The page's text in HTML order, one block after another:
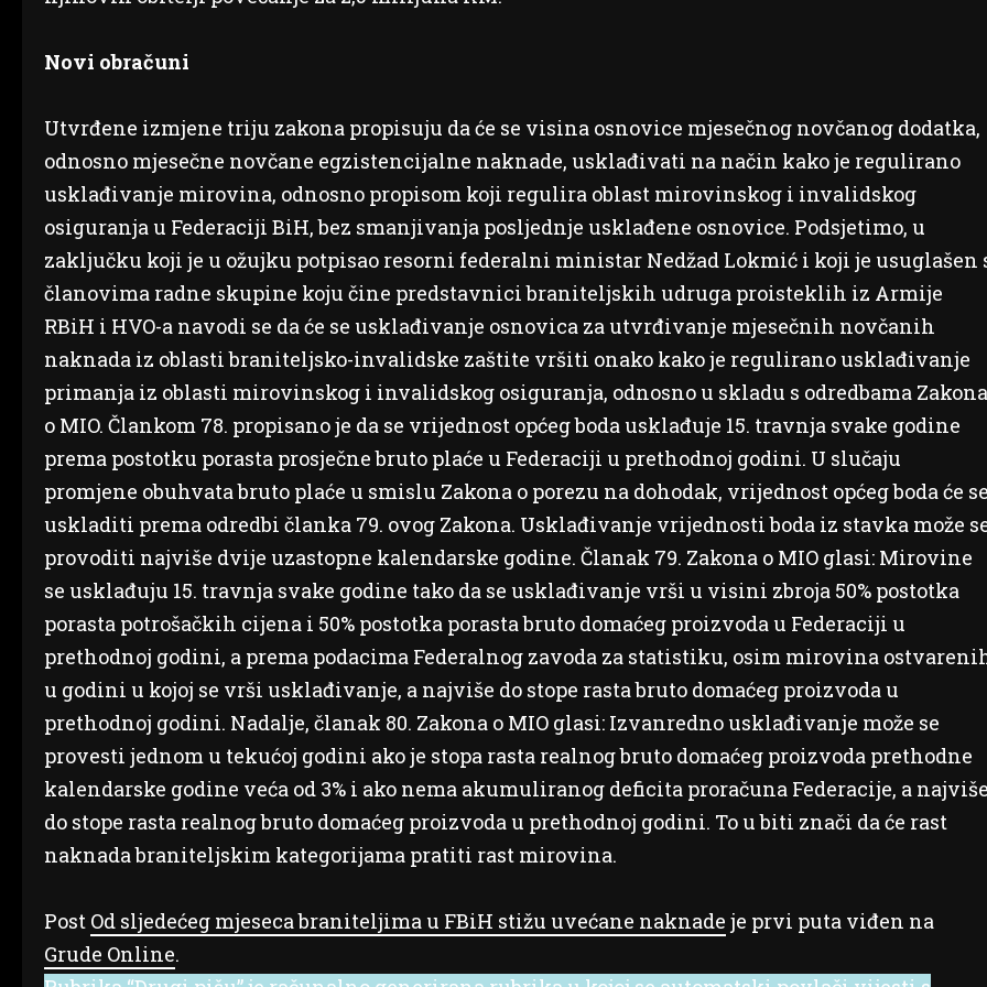
Novi obračuni
Utvrđene izmjene triju zakona propisuju da će se visina osnovice mjesečnog novčanog dodatka,
odnosno mjesečne novčane egzistencijalne naknade, usklađivati na način kako je regulirano
usklađivanje mirovina, odnosno propisom koji regulira oblast mirovinskog i invalidskog
osiguranja u Federaciji BiH, bez smanjivanja posljednje usklađene osnovice. Podsjetimo, u
zaključku koji je u ožujku potpisao resorni federalni ministar Nedžad Lokmić i koji je usuglašen
članovima radne skupine koju čine predstavnici braniteljskih udruga proisteklih iz Armije
RBiH i HVO-a navodi se da će se usklađivanje osnovica za utvrđivanje mjesečnih novčanih
naknada iz oblasti braniteljsko-invalidske zaštite vršiti onako kako je regulirano usklađivanje
primanja iz oblasti mirovinskog i invalidskog osiguranja, odnosno u skladu s odredbama Zakona
o MIO. Člankom 78. propisano je da se vrijednost općeg boda usklađuje 15. travnja svake godine
prema postotku porasta prosječne bruto plaće u Federaciji u prethodnoj godini. U slučaju
promjene obuhvata bruto plaće u smislu Zakona o porezu na dohodak, vrijednost općeg boda će se
uskladiti prema odredbi članka 79. ovog Zakona. Usklađivanje vrijednosti boda iz stavka može
provoditi najviše dvije uzastopne kalendarske godine. Članak 79. Zakona o MIO glasi: Mirovine
se usklađuju 15. travnja svake godine tako da se usklađivanje vrši u visini zbroja 50% postotka
porasta potrošačkih cijena i 50% postotka porasta bruto domaćeg proizvoda u Federaciji u
prethodnoj godini, a prema podacima Federalnog zavoda za statistiku, osim mirovina
u godini u kojoj se vrši usklađivanje, a najviše do stope rasta bruto domaćeg proizvoda u
prethodnoj godini. Nadalje, članak 80. Zakona o MIO glasi: Izvanredno usklađivanje može se
provesti jednom u tekućoj godini ako je stopa rasta realnog bruto domaćeg proizvoda prethodne
kalendarske godine veća od 3% i ako nema akumuliranog deficita proračuna Federacije, a najviše
do stope rasta realnog bruto domaćeg proizvoda u prethodnoj godini. To u biti znači da će rast
naknada braniteljskim kategorijama pratiti rast mirovina.
Post Od sljedećeg mjeseca braniteljima u FBiH stižu uvećane naknade je prvi puta viđen na
Grude Online.